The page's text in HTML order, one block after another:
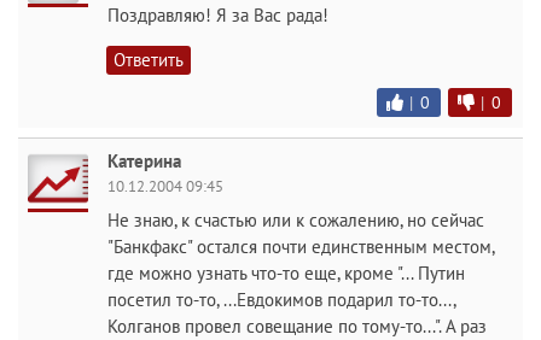
Поздравляю! Я за Вас рада!
Ответить
| 0 | 0
Катерина
10.12.2004 09:45
Не знаю, к счастью или к сожалению, но сейчас
"Банкфакс" остался почти единственным местом,
где можно узнать что-то еще, кроме "... Путин
посетил то-то, ...Евдокимов подарил то-то...,
Колганов провел совещание по тому-то...". А раз